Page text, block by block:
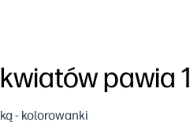
pawia 1
- kolorowanki